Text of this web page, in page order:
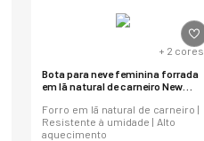
+ 2 cores
Bota para neve feminina forrada
em lã natural de carneiro New
Forro em lã natural de carneiro |
Resistente à umidade | Alto
aquecimento